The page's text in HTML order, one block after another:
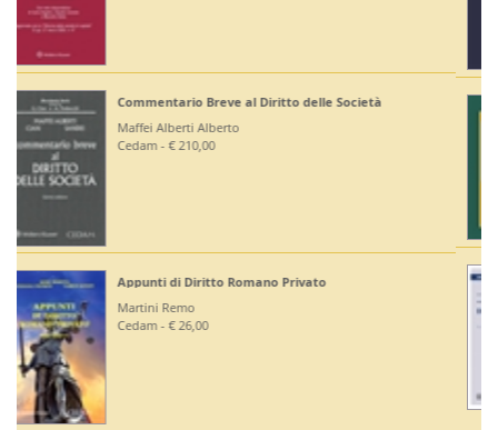
Diritto Bancario e Finanziario
Bontempi Paolo
Giuffrè - € 55,00
Diritto Costituzionale
Mezzetti Luca
Giuffrè - € 46,00